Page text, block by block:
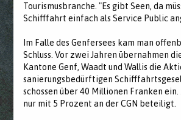
Tourismusbranche. "Es gibt Seen, da
Schifffahrt einfach als Service Public
Im Falle des Genfersees kam man
Schluss. Vor zwei Jahren übernahmen
Kantone Genf, Waadt und Wallis die
sanierungsbedürftigen
schossen über 40 Millionen Franken
nur mit 5 Prozent an der CGN beteiligt.